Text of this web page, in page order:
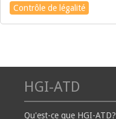
Contrôle de légalité
HGI-ATD
Qu'est-ce que HGI-ATD?